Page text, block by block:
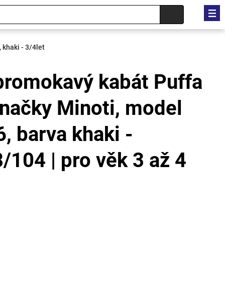
khaki - 3/4let
kabát Puffa
Minoti, model
barva khaki -
| pro věk 3 až 4